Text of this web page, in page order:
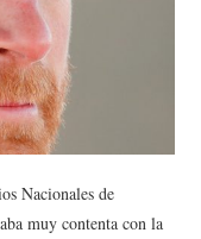
Nacionales de
muy contenta con la